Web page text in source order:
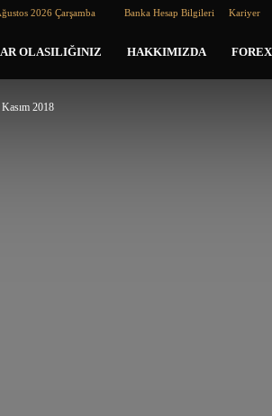
2026 Çarşamba Banka Hesap Bilgileri Kariyer
OLASILIĞINIZ HAKKIMIZDA
2018